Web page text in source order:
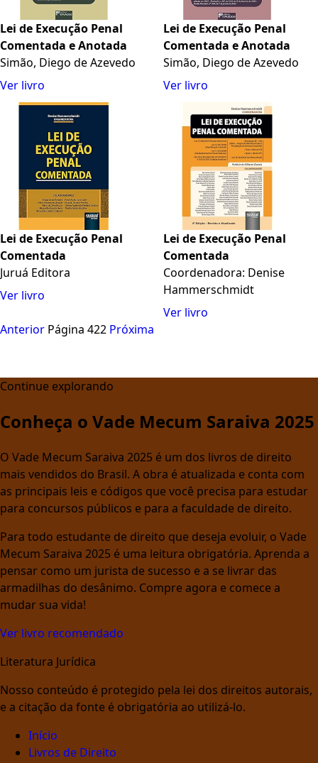
Lei de Execução Penal
Comentada e Anotada
Simão, Diego de Azevedo
Ver livro
Lei de Execução Penal
Comentada e Anotada
Simão, Diego de Azevedo
Ver livro
Lei de Execução Penal
Comentada
Juruá Editora
Ver livro
Lei de Execução Penal
Comentada
Coordenadora: Denise
Hammerschmidt
Ver livro
Anterior Página 422 Próxima
Continue explorando
Conheça o Vade Mecum Saraiva 2025
O Vade Mecum Saraiva 2025 é um dos livros de direito
mais vendidos do Brasil. A obra é atualizada e conta com
as principais leis e códigos que você precisa para estudar
para concursos públicos e para a faculdade de direito.
Para todo estudante de direito que deseja evoluir, o Vade
Mecum Saraiva 2025 é uma leitura obrigatória. Aprenda a
pensar como um jurista de sucesso e a se livrar das
armadilhas do desânimo. Compre agora e comece a
mudar sua vida!
Ver livro recomendado
Literatura Jurídica
Nosso conteúdo é protegido pela lei dos direitos autorais,
e a citação da fonte é obrigatória ao utilizá-lo.
Início
Livros de Direito